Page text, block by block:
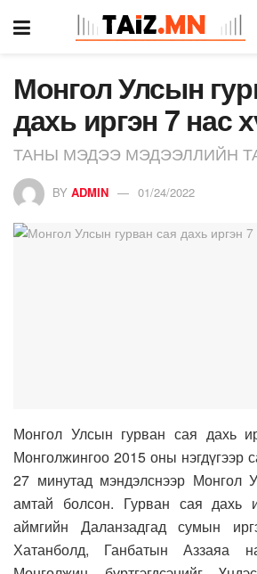
Монгол Улсын
дахь иргэн 7 нас
ТАНЫ МЭДЭЭ МЭДЭЭЛЛИЙН
BY ADMIN 01/24/2022
Монгол Улсын гурван сая дахь
Монголжингоо 2015 оны нэгдүгээр
27 минутад мэндэлснээр Монгол
амтай болсон. Гурван сая дахь
аймгийн Даланзадгад сумын
Хатанболд, Ганбатын Аззаяа